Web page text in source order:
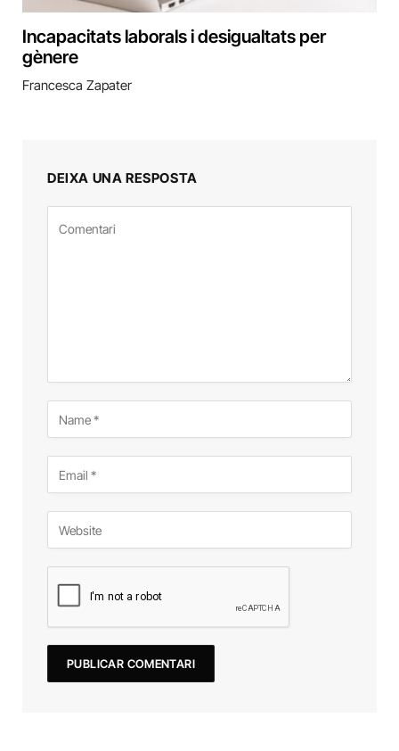
Incapacitats laborals i desigualtats per
gènere
Francesca Zapater
DEIXA UNA RESPOSTA